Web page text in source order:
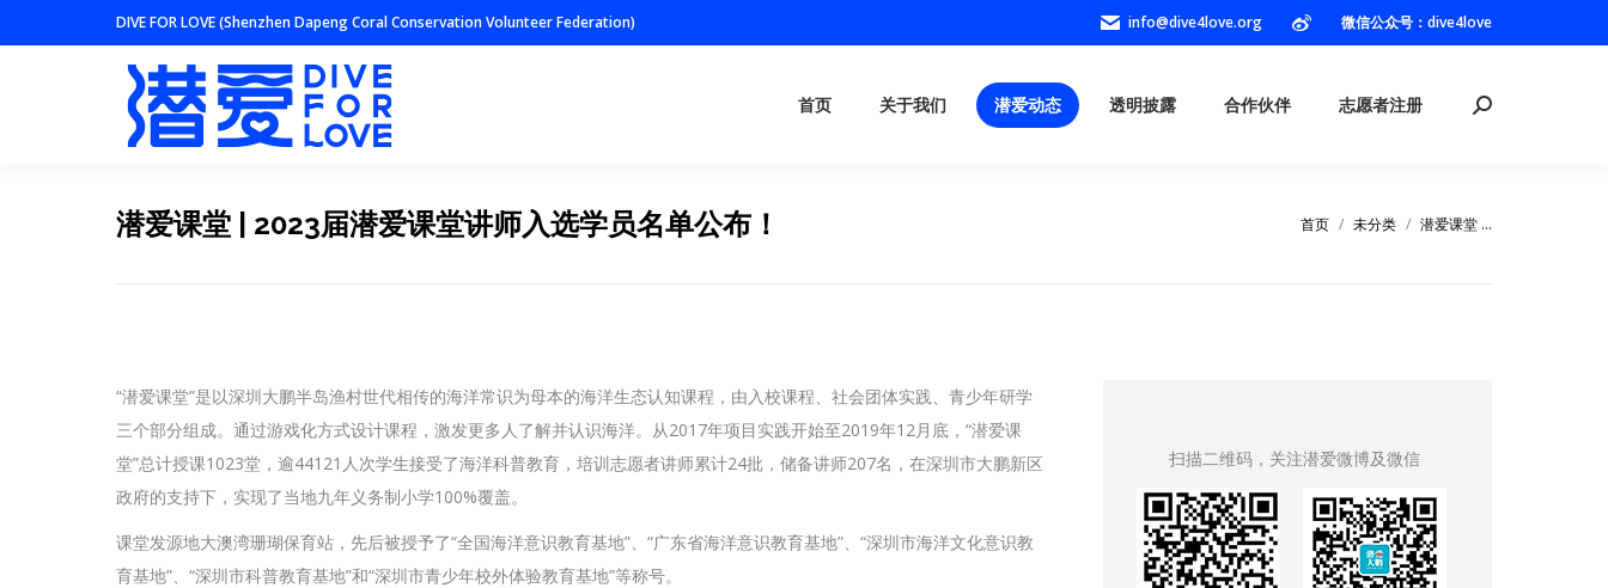
DIVE FOR LOVE (Shenzhen Dapeng Coral Conservation Volunteer Federation) info@dive4love.org
Weibo
opens
微信公众号：dive4love
首页 关于我们 潜爱动态 透明披露 合作伙伴 志愿者注册 Search:
潜爱课堂 | 2023届潜爱课堂讲师入选学员名单公布！ 您在这里：
首页 未分类 潜爱课堂 …
“潜爱课堂”是以深圳大鹏半岛渔村世代相传的海洋常识为母本的海洋生态认知课程，由入校课程、社会团体实践、青少年研学
三个部分组成。通过游戏化方式设计课程，激发更多人了解并认识海洋。从2017年项目实践开始至2019年12月底，“潜爱课
堂”总计授课1023堂，逾44121人次学生接受了海洋科普教育，培训志愿者讲师累计24批，储备讲师207名，在深圳市大鹏新区
政府的支持下，实现了当地九年义务制小学100%覆盖。
课堂发源地大澳湾珊瑚保育站，先后被授予了“全国海洋意识教育基地”、“广东省海洋意识教育基地”、“深圳市海洋文化意识教
育基地”、“深圳市科普教育基地”和“深圳市青少年校外体验教育基地”等称号。
扫描二维码，关注潜爱微博及微信
首页 关于我们 潜爱动态 透明披露 合作伙伴 志愿者注册 Search: